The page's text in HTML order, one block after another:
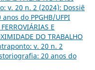
v. 20 n. 2 (2024): Dossiê
do PPGHB/UFPI
E
DO TRABALHO
v. 20 n. 2
20 anos do